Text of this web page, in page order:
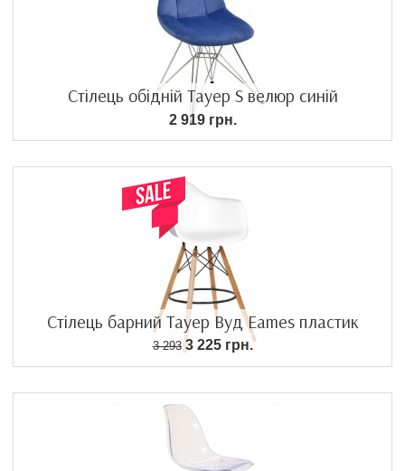
Стілець обідній Тауер S велюр синій
2 919 грн.
Стілець барний Тауер Вуд Eames пластик
3 2933 225 грн.